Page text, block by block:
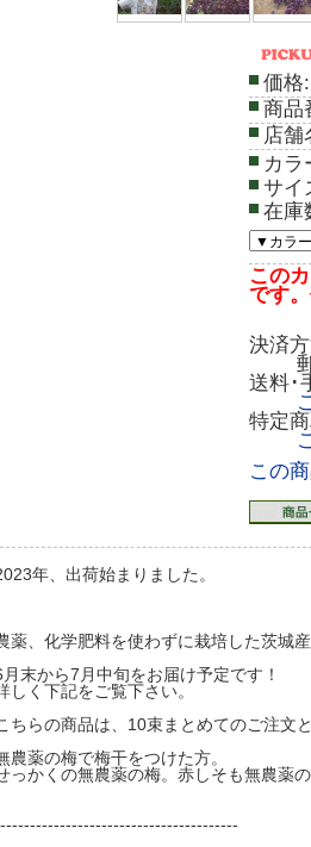
価格:
商品
店舗
カラ
サイ
在庫
この
です
決済
送料･
特定
この
年、出荷始まりました。
薬、化学肥料を使わずに栽培した茨城産
末から7月中旬をお届け予定です！
しく下記をご覧下さい。
ちらの商品は、10束まとめてのご注文
農薬の梅で梅干をつけた方。
っかくの無農薬の梅。赤しそも無農薬